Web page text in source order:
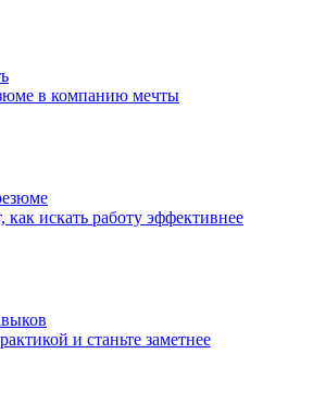
в компанию мечты
как искать работу эффективнее
и станьте заметнее